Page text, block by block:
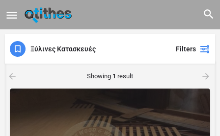
Ξύλινες Κατασκευές Filters
Showing 1 result